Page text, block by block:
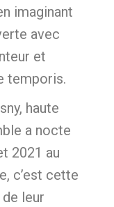
imaginant
avec
et
temporis.
haute
a nocte
2021 au
c’est cette
leur